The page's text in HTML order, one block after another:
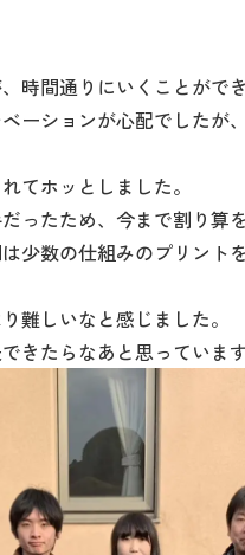
時間通りにいくことができ
ーションが心配でしたが
てホッとしました。
ったため、今まで割り算
少数の仕組みのプリント
難しいなと感じました。
きたらなあと思っていま